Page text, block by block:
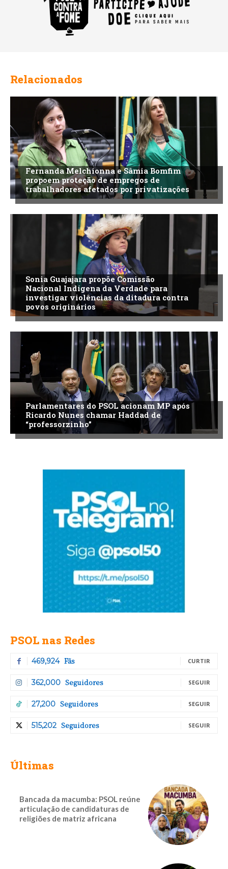
Relacionados
Fernanda Melchionna e Sâmia Bomfim
propoem proteção de empregos de
trabalhadores afetados por privatizações
Sonia Guajajara propõe Comissão
Nacional Indígena da Verdade para
investigar violências da ditadura contra
povos originários
Parlamentares do PSOL acionam MP após
Ricardo Nunes chamar Haddad de
“professorzinho”
PSOL nas Redes
469,924 Fãs CURTIR
362,000 Seguidores SEGUIR
27,200 Seguidores SEGUIR
515,202 Seguidores SEGUIR
Últimas
Bancada da macumba: PSOL reúne
articulação de candidaturas de
religiões de matriz africana